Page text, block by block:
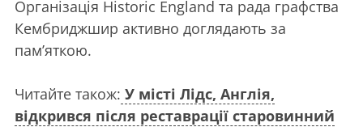
Організація Historic England та рада графства
Кембриджшир активно доглядають за
пам’яткою.
Читайте також: У місті Лідс, Англія,
відкрився після реставрації старовинний